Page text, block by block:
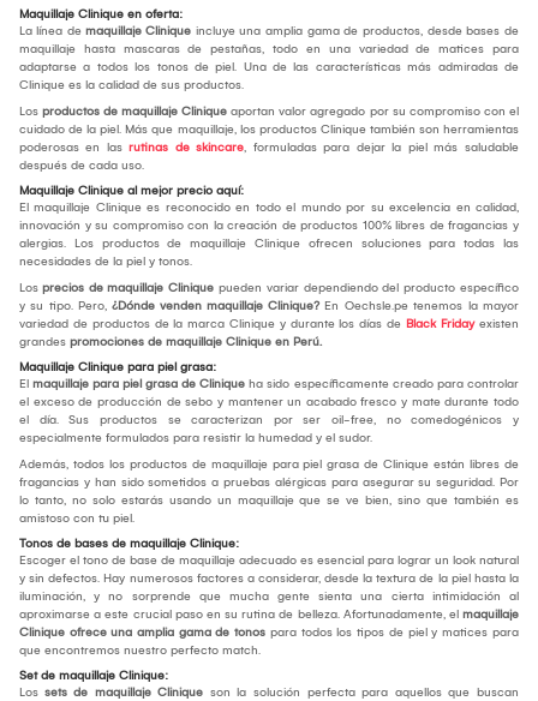
Maquillaje Clinique en oferta:
La línea de maquillaje Clinique incluye una amplia gama de productos, desde bases de
maquillaje hasta mascaras de pestañas, todo en una variedad de matices para
adaptarse a todos los tonos de piel. Una de las características más admiradas de
Clinique es la calidad de sus productos.
Los productos de maquillaje Clinique aportan valor agregado por su compromiso con el
cuidado de la piel. Más que maquillaje, los productos Clinique también son herramientas
poderosas en las rutinas de skincare, formuladas para dejar la piel más saludable
después de cada uso.
Maquillaje Clinique al mejor precio aquí:
El maquillaje Clinique es reconocido en todo el mundo por su excelencia en calidad,
innovación y su compromiso con la creación de productos 100% libres de fragancias y
alergias. Los productos de maquillaje Clinique ofrecen soluciones para todas las
necesidades de la piel y tonos.
Los precios de maquillaje Clinique pueden variar dependiendo del producto específico
y su tipo. Pero, ¿Dónde venden maquillaje Clinique?En Oechsle.pe tenemos la mayor
variedad de productos de la marca Clinique y durante los días de Black Fridayexisten
grandes promociones de maquillaje Clinique en Perú.
Maquillaje Clinique para piel grasa:
El maquillaje para piel grasa de Clinique ha sido específicamente creado para controlar
el exceso de producción de sebo y mantener un acabado fresco y mate durante todo
el día. Sus productos se caracterizan por ser oil-free, no comedogénicos y
especialmente formulados para resistir la humedad y el sudor.
Además, todos los productos de maquillaje para piel grasa de Clinique están libres de
fragancias y han sido sometidos a pruebas alérgicas para asegurar su seguridad. Por
lo tanto, no solo estarás usando un maquillaje que se ve bien, sino que también es
amistoso con tu piel.
Tonos de bases de maquillaje Clinique:
Escoger el tono de base de maquillaje adecuado es esencial para lograr un look natural
y sin defectos. Hay numerosos factores a considerar, desde la textura de la piel hasta la
iluminación, y no sorprende que mucha gente sienta una cierta intimidación al
aproximarse a este crucial paso en su rutina de belleza. Afortunadamente, el maquillaje
Clinique ofrece una amplia gama de tonos para todos los tipos de piel y matices para
que encontremos nuestro perfecto match.
Set de maquillaje Clinique:
Los sets de maquillaje Clinique son la solución perfecta para aquellos que buscan